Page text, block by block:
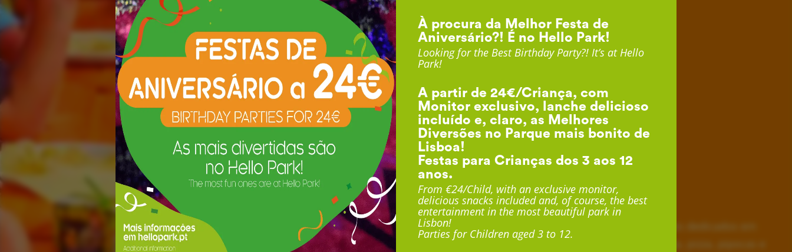
Festa de Aniversário
desde 24€ por Criança
Com duração até 3 horas inesquecíveis, monitores dedicados em
exclusivo, sala exclusiva, lanche delicioso com fruta, pizza, pipocas e
À procura da Melhor Festa de
Aniversário?! É no Hello Park!
Looking for the Best Birthday Party?! It’s at Hello
Park!
A partir de 24€/Criança, com
Monitor exclusivo, lanche delicioso
incluído e, claro, as Melhores
Diversões no Parque mais bonito de
Lisboa!
Festas para Crianças dos 3 aos 12
anos.
From €24/Child, with an exclusive monitor,
delicious snacks included and, of course, the best
entertainment in the most beautiful park in
Lisbon!
Parties for Children aged 3 to 12.